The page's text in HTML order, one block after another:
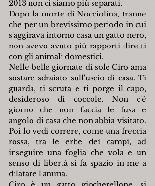
2013 non ci siamo più separati.
Dopo la morte di Nocciolina, tranne
che per un brevissimo periodo in cui
s'aggirava intorno casa un gatto nero,
non avevo avuto più rapporti diretti
con gli animali domestici.
Nelle belle giornate di sole Ciro ama
sostare sdraiato sull'uscio di casa. Ti
guarda, ti scruta e ti porge il capo,
desideroso di coccole. Non c'è
giorno che non faccia le fusa e
angolo di casa che non abbia visitato.
Poi lo vedi correre, come una freccia
rossa, tra le erbe dei campi, ad
inseguire una foglia che vola e un
senso di libertà si fa spazio in me a
dilatare l'anima.